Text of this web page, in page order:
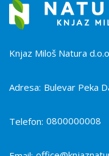
Knjaz Miloš Natura
Adresa: Bulevar Peka
Telefon: 0800000008